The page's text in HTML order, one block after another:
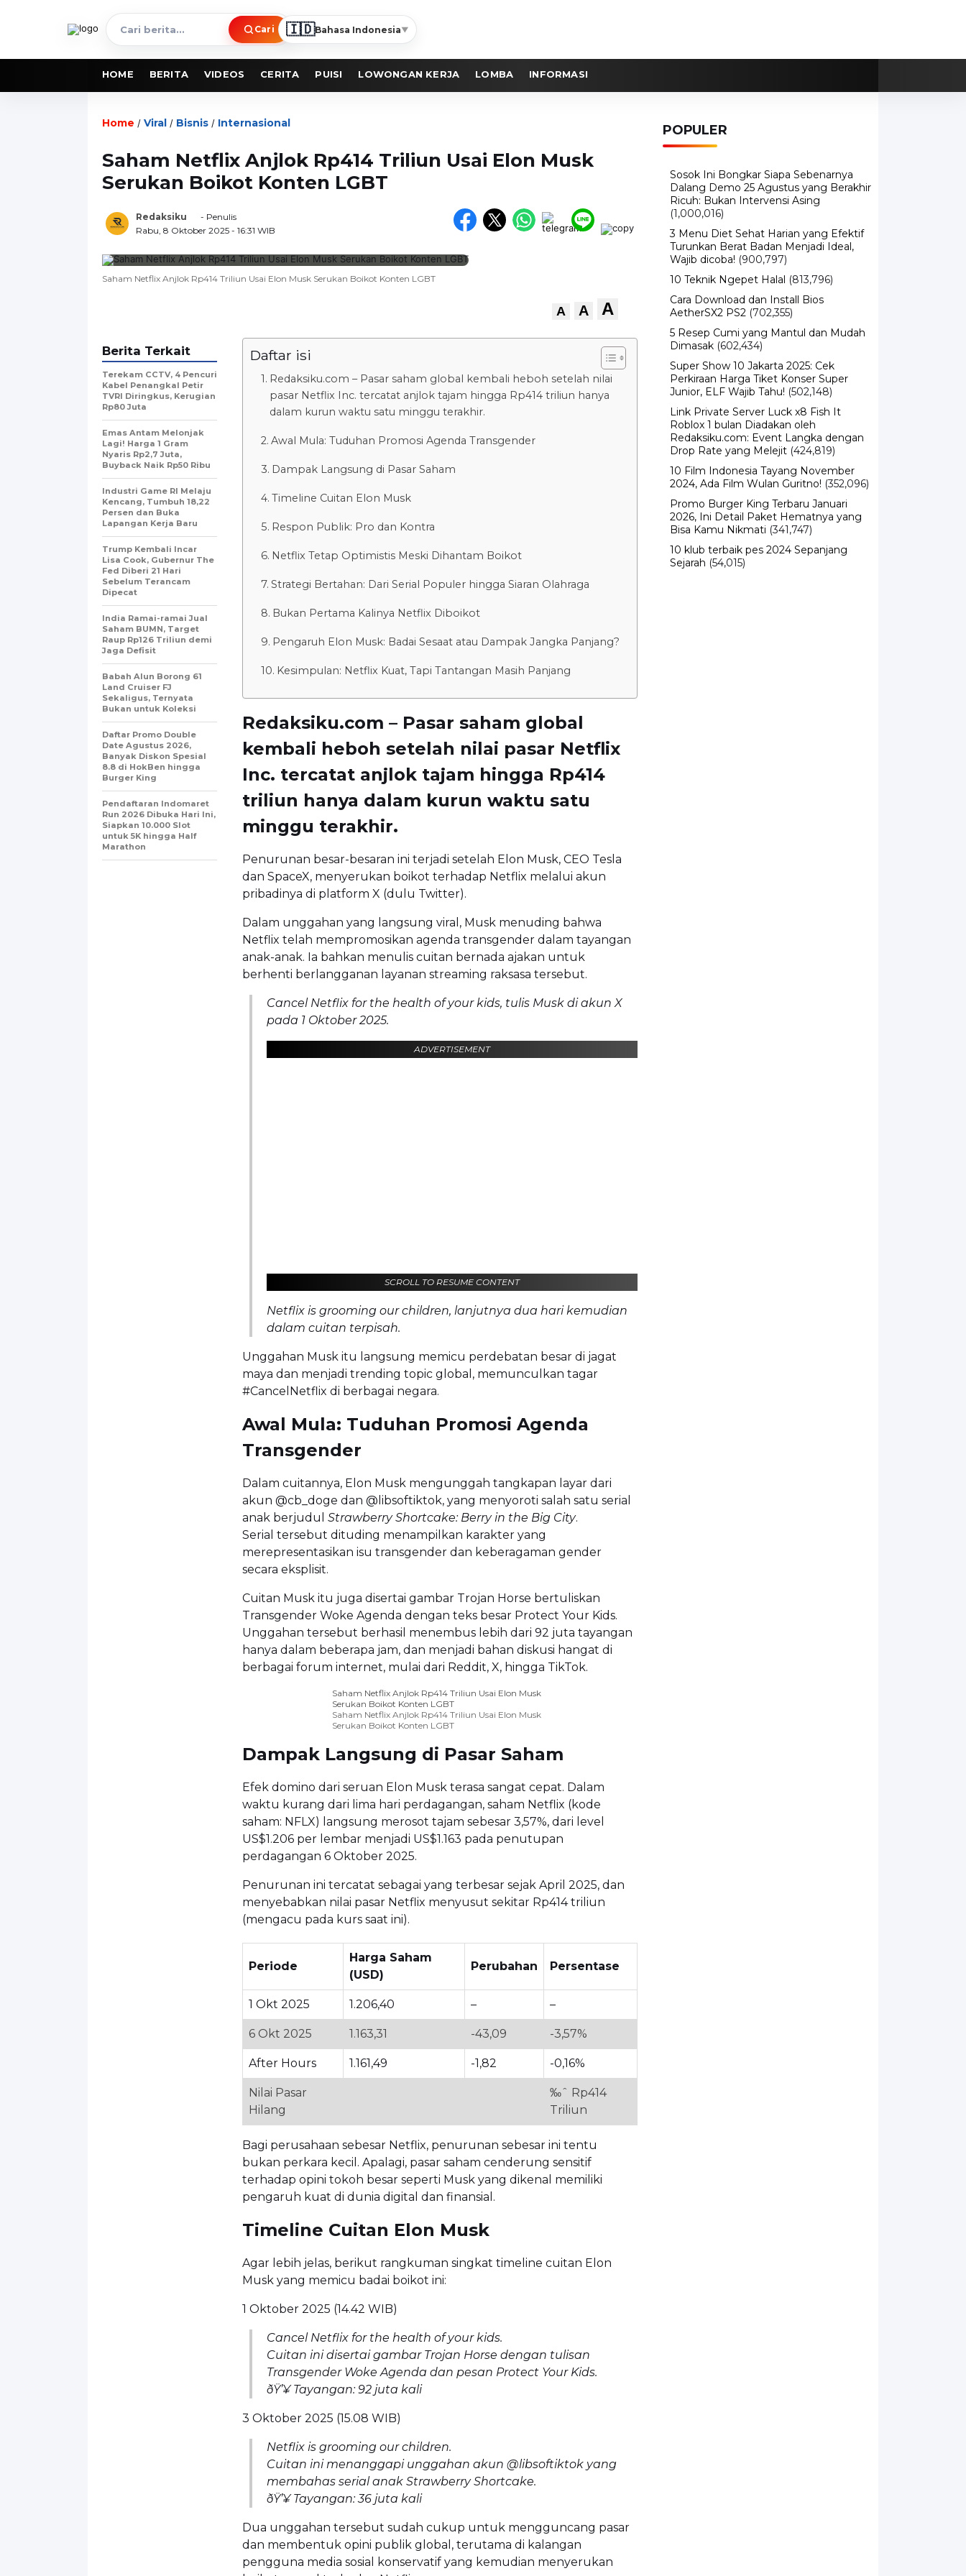
Cari
berita
Cari 🇮🇩Bahasa Indonesia▼
HOME BERITA VIDEOS CERITA PUISI LOWONGAN KERJA LOMBA INFORMASI
Home / Viral / Bisnis / Internasional
Saham Netflix Anjlok Rp414 Triliun Usai Elon Musk
Serukan Boikot Konten LGBT
Redaksiku
- Penulis
Rabu, 8 Oktober 2025 - 16:31 WIB
Saham Netflix Anjlok Rp414 Triliun Usai Elon Musk Serukan Boikot Konten LGBT
A A A
Daftar isi
Redaksiku.com – Pasar saham global kembali heboh setelah nilai
pasar Netflix Inc. tercatat anjlok tajam hingga Rp414 triliun hanya
dalam kurun waktu satu minggu terakhir.
Awal Mula: Tuduhan Promosi Agenda Transgender
Dampak Langsung di Pasar Saham
Timeline Cuitan Elon Musk
Respon Publik: Pro dan Kontra
Netflix Tetap Optimistis Meski Dihantam Boikot
Strategi Bertahan: Dari Serial Populer hingga Siaran Olahraga
Bukan Pertama Kalinya Netflix Diboikot
Pengaruh Elon Musk: Badai Sesaat atau Dampak Jangka Panjang?
Kesimpulan: Netflix Kuat, Tapi Tantangan Masih Panjang
Redaksiku.com – Pasar saham global
kembali heboh setelah nilai pasar Netflix
Inc. tercatat anjlok tajam hingga Rp414
triliun hanya dalam kurun waktu satu
minggu terakhir.
Penurunan besar-besaran ini terjadi setelah Elon Musk, CEO Tesla
dan SpaceX, menyerukan boikot terhadap Netflix melalui akun
pribadinya di platform X (dulu Twitter).
Dalam unggahan yang langsung viral, Musk menuding bahwa
Netflix telah mempromosikan agenda transgender dalam tayangan
anak-anak. Ia bahkan menulis cuitan bernada ajakan untuk
berhenti berlangganan layanan streaming raksasa tersebut.
Cancel Netflix for the health of your kids, tulis Musk di akun X
pada 1 Oktober 2025.
ADVERTISEMENT
SCROLL TO RESUME CONTENT
Netflix is grooming our children, lanjutnya dua hari kemudian
dalam cuitan terpisah.
Unggahan Musk itu langsung memicu perdebatan besar di jagat
maya dan menjadi trending topic global, memunculkan tagar
#CancelNetflix di berbagai negara.
Awal Mula: Tuduhan Promosi Agenda
Transgender
Dalam cuitannya, Elon Musk mengunggah tangkapan layar dari
akun @cb_doge dan @libsoftiktok, yang menyoroti salah satu serial
anak berjudul Strawberry Shortcake: Berry in the Big City.
Serial tersebut dituding menampilkan karakter yang
merepresentasikan isu transgender dan keberagaman gender
secara eksplisit.
Cuitan Musk itu juga disertai gambar Trojan Horse bertuliskan
Transgender Woke Agenda dengan teks besar Protect Your Kids.
Unggahan tersebut berhasil menembus lebih dari 92 juta tayangan
hanya dalam beberapa jam, dan menjadi bahan diskusi hangat di
berbagai forum internet, mulai dari Reddit, X, hingga TikTok.
Saham Netflix Anjlok Rp414 Triliun Usai Elon Musk
Serukan Boikot Konten LGBT
Saham Netflix Anjlok Rp414 Triliun Usai Elon Musk
Serukan Boikot Konten LGBT
Dampak Langsung di Pasar Saham
Efek domino dari seruan Elon Musk terasa sangat cepat. Dalam
waktu kurang dari lima hari perdagangan, saham Netflix (kode
saham: NFLX) langsung merosot tajam sebesar 3,57%, dari level
US$1.206 per lembar menjadi US$1.163 pada penutupan
perdagangan 6 Oktober 2025.
Penurunan ini tercatat sebagai yang terbesar sejak April 2025, dan
menyebabkan nilai pasar Netflix menyusut sekitar Rp414 triliun
(mengacu pada kurs saat ini).
Periode
Harga Saham
(USD)
Perubahan Persentase
1 Okt 2025 1.206,40 – –
6 Okt 2025 1.163,31 -43,09 -3,57%
After Hours 1.161,49 -1,82 -0,16%
Nilai Pasar
Hilang
‰ˆ Rp414
Triliun
Bagi perusahaan sebesar Netflix, penurunan sebesar ini tentu
bukan perkara kecil. Apalagi, pasar saham cenderung sensitif
terhadap opini tokoh besar seperti Musk yang dikenal memiliki
pengaruh kuat di dunia digital dan finansial.
Timeline Cuitan Elon Musk
Agar lebih jelas, berikut rangkuman singkat timeline cuitan Elon
Musk yang memicu badai boikot ini:
1 Oktober 2025 (14.42 WIB)
Cancel Netflix for the health of your kids.
Cuitan ini disertai gambar Trojan Horse dengan tulisan
Transgender Woke Agenda dan pesan Protect Your Kids.
ðŸ’¥Tayangan: 92 juta kali
3 Oktober 2025 (15.08 WIB)
Netflix is grooming our children.
Cuitan ini menanggapi unggahan akun @libsoftiktok yang
membahas serial anak Strawberry Shortcake.
ðŸ’¥Tayangan: 36 juta kali
Dua unggahan tersebut sudah cukup untuk mengguncang pasar
dan membentuk opini publik global, terutama di kalangan
pengguna media sosial konservatif yang kemudian menyerukan
Berita Terkait
Terekam CCTV, 4 Pencuri
Kabel Penangkal Petir
TVRI Diringkus, Kerugian
Rp80 Juta
Emas Antam Melonjak
Lagi! Harga 1 Gram
Nyaris Rp2,7 Juta,
Buyback Naik Rp50 Ribu
Industri Game RI Melaju
Kencang, Tumbuh 18,22
Persen dan Buka
Lapangan Kerja Baru
Trump Kembali Incar
Lisa Cook, Gubernur The
Fed Diberi 21 Hari
Sebelum Terancam
Dipecat
India Ramai-ramai Jual
Saham BUMN, Target
Raup Rp126 Triliun demi
Jaga Defisit
Babah Alun Borong 61
Land Cruiser FJ
Sekaligus, Ternyata
Bukan untuk Koleksi
Daftar Promo Double
Date Agustus 2026,
Banyak Diskon Spesial
8.8 di HokBen hingga
Burger King ‎
Pendaftaran Indomaret
Run 2026 Dibuka Hari Ini,
Siapkan 10.000 Slot
untuk 5K hingga Half
Marathon
POPULER
Sosok Ini Bongkar Siapa Sebenarnya
Dalang Demo 25 Agustus yang Berakhir
Ricuh: Bukan Intervensi Asing
(1,000,016)
3 Menu Diet Sehat Harian yang Efektif
Turunkan Berat Badan Menjadi Ideal,
Wajib dicoba! (900,797)
10 Teknik Ngepet Halal (813,796)
Cara Download dan Install Bios
AetherSX2 PS2 (702,355)
5 Resep Cumi yang Mantul dan Mudah
Dimasak (602,434)
Super Show 10 Jakarta 2025: Cek
Perkiraan Harga Tiket Konser Super
Junior, ELF Wajib Tahu! (502,148)
Link Private Server Luck x8 Fish It
Roblox 1 bulan Diadakan oleh
Redaksiku.com: Event Langka dengan
Drop Rate yang Melejit (424,819)
10 Film Indonesia Tayang November
2024, Ada Film Wulan Guritno! (352,096)
Promo Burger King Terbaru Januari
2026, Ini Detail Paket Hematnya yang
Bisa Kamu Nikmati (341,747)
10 klub terbaik pes 2024 Sepanjang
Sejarah (54,015)